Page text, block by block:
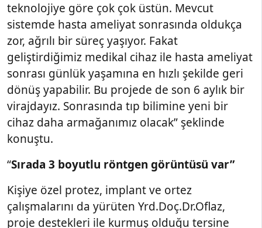
teknolojiye göre çok çok üstün. Mevcut
sistemde hasta ameliyat sonrasında oldukça
zor, ağrılı bir süreç yaşıyor. Fakat
geliştirdiğimiz medikal cihaz ile hasta ameliyat
sonrası günlük yaşamına en hızlı şekilde geri
dönüş yapabilir. Bu projede de son 6 aylık bir
virajdayız. Sonrasında tıp bilimine yeni bir
cihaz daha armağanımız olacak” şeklinde
konuştu.
“Sırada 3 boyutlu röntgen görüntüsü var”
Kişiye özel protez, implant ve ortez
çalışmalarını da yürüten Yrd.Doç.Dr.Oflaz,
proje destekleri ile kurmuş olduğu tersine